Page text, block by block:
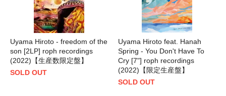
Uyama Hiroto - freedom of the
son [2LP] roph recordings
(2022)【生産数限定盤】
SOLD OUT
Uyama Hiroto feat. Hanah
Spring - You Don't Have To
Cry [7"] roph recordings
(2022)【限定生産盤】
SOLD OUT